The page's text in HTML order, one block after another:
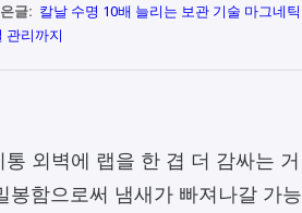
글: 칼날 수명 10배 늘리는 보관 기술 마그네틱
관리까지
외벽에 랩을 한 겹 더 감싸는 거
봉함으로써 냄새가 빠져나갈 가능